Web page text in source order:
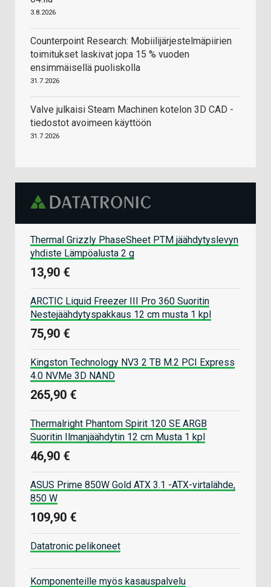
3.8.2026
Counterpoint Research: Mobiilijärjestelmäpiirien
toimitukset laskivat jopa 15 % vuoden
ensimmäisellä puoliskolla
31.7.2026
Valve julkaisi Steam Machinen kotelon 3D CAD -
tiedostot avoimeen käyttöön
31.7.2026
Thermal Grizzly PhaseSheet PTM jäähdytyslevyn
yhdiste Lämpöalusta 2 g
13,90 €
ARCTIC Liquid Freezer III Pro 360 Suoritin
Nestejäähdytyspakkaus 12 cm musta 1 kpl
75,90 €
Kingston Technology NV3 2 TB M.2 PCI Express
4.0 NVMe 3D NAND
265,90 €
Thermalright Phantom Spirit 120 SE ARGB
Suoritin Ilmanjäähdytin 12 cm Musta 1 kpl
46,90 €
ASUS Prime 850W Gold ATX 3.1 -ATX-virtalähde,
850 W
109,90 €
Datatronic pelikoneet
Komponenteille myös kasauspalvelu